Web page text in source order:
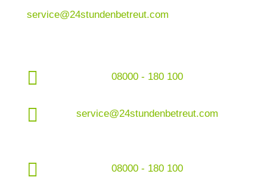
service@24stundenbetreut.com
 08000 - 180 100
 service@24stundenbetreut.com
 08000 - 180 100